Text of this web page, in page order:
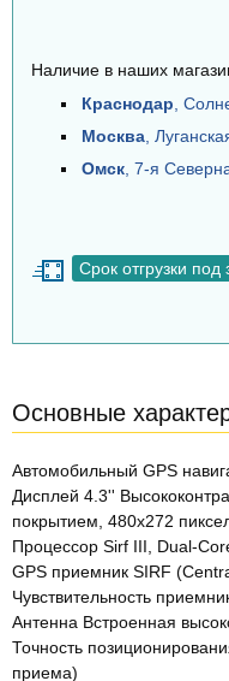
Наличие в наших
Краснодар,
Москва,
Омск, 7-я
Срок отгрузки под
Основные
Автомобильный GPS
Дисплей 4.3''
покрытием, 480х272
Процессор Sirf III, Dual-
GPS приемник SIRF
Чувствительность
Антенна Встроенная
Точность
приема)